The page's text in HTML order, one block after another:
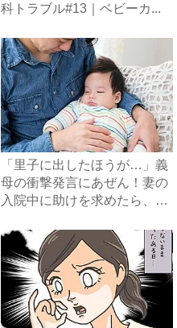
科トラブル#13｜ベビーカ...
「里子に出したほうが…」義
母の衝撃発言にあぜん！妻の
入院中に助けを求めたら、冷